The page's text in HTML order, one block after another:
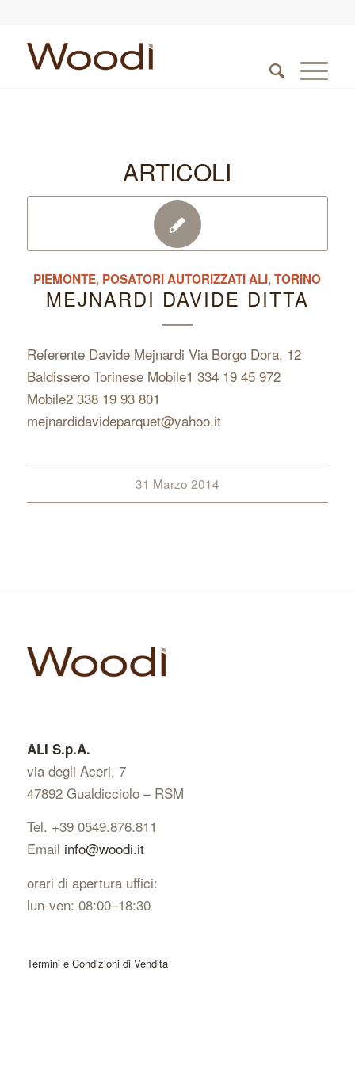
ARTICOLI
PIEMONTE, POSATORI AUTORIZZATI ALI,TORINO
MEJNARDI DAVIDE DITTA
Referente Davide Mejnardi Via Borgo Dora, 12
Baldissero Torinese Mobile1 334 19 45 972
Mobile2 338 19 93 801
mejnardidavideparquet@yahoo.it
31 Marzo 2014
ALI S.p.A.
via degli Aceri, 7
47892 Gualdicciolo – RSM
Tel. +39 0549.876.811
Email info@woodi.it
orari di apertura uffici:
lun-ven: 08:00–18:30
Termini e Condizioni di Vendita